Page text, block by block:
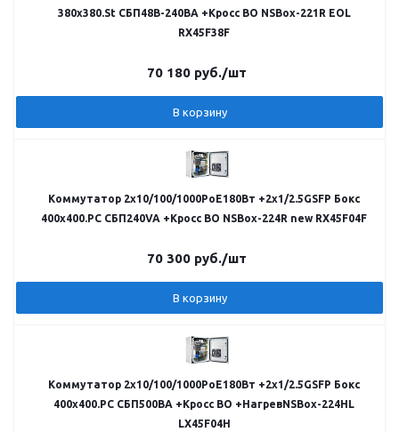
380x380.St СБП48В-240ВА +Кросс ВО NSBox-221R EOL
RX45F38F
70 180руб./шт
В корзину
Коммутатор 2х10/100/1000PoE180Вт +2х1/2.5GSFP Бокс
400x400.PC СБП240VA +Кросс ВО NSBox-224R new RX45F04F
70 300руб./шт
В корзину
Коммутатор 2х10/100/1000PoE180Вт +2х1/2.5GSFP Бокс
400x400.PC СБП500ВА +Кросс ВО +НагревNSBox-224HL
LX45F04H